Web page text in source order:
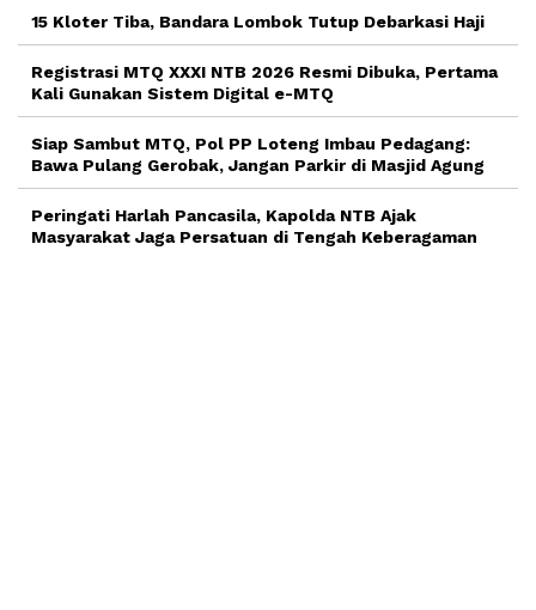
15 Kloter Tiba, Bandara Lombok Tutup Debarkasi Haji
Registrasi MTQ XXXI NTB 2026 Resmi Dibuka, Pertama
Kali Gunakan Sistem Digital e-MTQ
Siap Sambut MTQ, Pol PP Loteng Imbau Pedagang:
Bawa Pulang Gerobak, Jangan Parkir di Masjid Agung
Peringati Harlah Pancasila, Kapolda NTB Ajak
Masyarakat Jaga Persatuan di Tengah Keberagaman